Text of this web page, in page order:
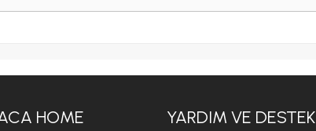
HOME YARDIM VE DESTEK